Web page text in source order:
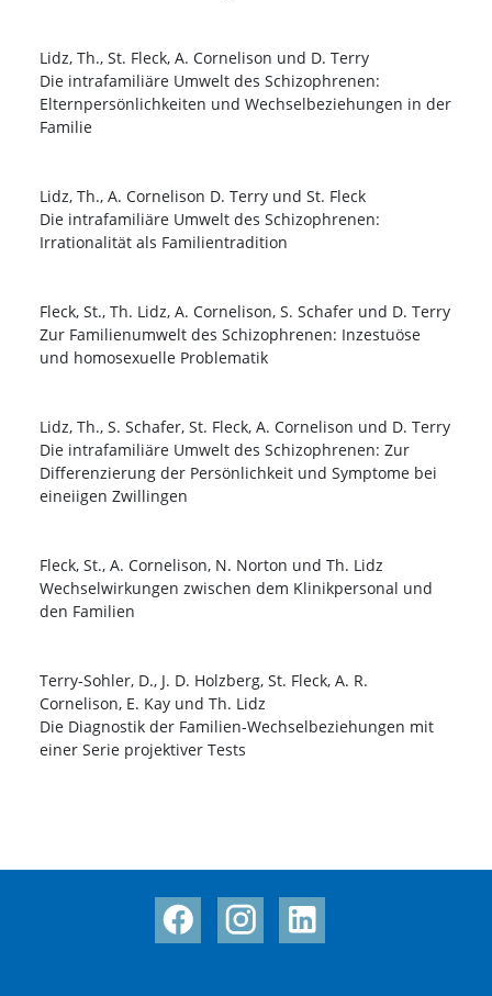
Lidz, Th., St. Fleck, A. Cornelison und D. Terry
Die intrafamiliäre Umwelt des Schizophrenen:
Elternpersönlichkeiten und Wechselbeziehungen in der
Familie
Lidz, Th., A. Cornelison D. Terry und St. Fleck
Die intrafamiliäre Umwelt des Schizophrenen:
Irrationalität als Familientradition
Fleck, St., Th. Lidz, A. Cornelison, S. Schafer und D. Terry
Zur Familienumwelt des Schizophrenen: Inzestuöse
und homosexuelle Problematik
Lidz, Th., S. Schafer, St. Fleck, A. Cornelison und D. Terry
Die intrafamiliäre Umwelt des Schizophrenen: Zur
Differenzierung der Persönlichkeit und Symptome bei
eineiigen Zwillingen
Fleck, St., A. Cornelison, N. Norton und Th. Lidz
Wechselwirkungen zwischen dem Klinikpersonal und
den Familien
Terry-Sohler, D., J. D. Holzberg, St. Fleck, A. R.
Cornelison, E. Kay und Th. Lidz
Die Diagnostik der Familien-Wechselbeziehungen mit
einer Serie projektiver Tests